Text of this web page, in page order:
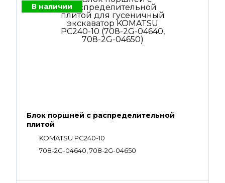
В наличии
Блок поршней c распределительной
плитой
KOMATSU PC240-10
708-2G-04640, 708-2G-04650